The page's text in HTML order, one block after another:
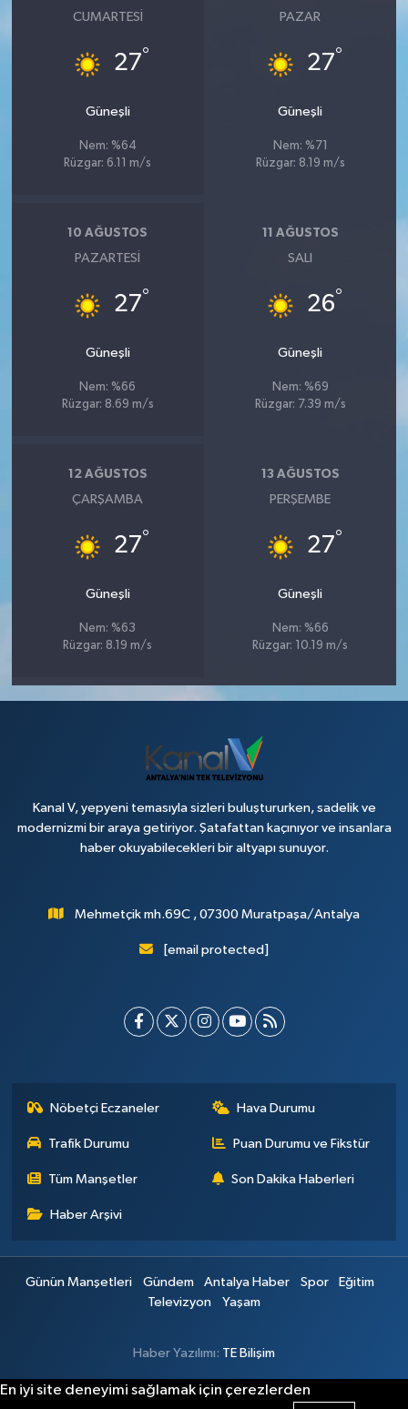
CUMARTESI
27°
Güneşli
Nem: %64
Rüzgar: 6.11 m/s
PAZAR
27°
Güneşli
Nem: %71
Rüzgar: 8.19 m/s
10 AĞUSTOS
PAZARTESI
27°
Güneşli
Nem: %66
Rüzgar: 8.69 m/s
11 AĞUSTOS
SALI
26°
Güneşli
Nem: %69
Rüzgar: 7.39 m/s
12 AĞUSTOS
ÇARŞAMBA
27°
Güneşli
Nem: %63
Rüzgar: 8.19 m/s
13 AĞUSTOS
PERŞEMBE
27°
Güneşli
Nem: %66
Rüzgar: 10.19 m/s
Kanal V, yepyeni temasıyla sizleri buluştururken, sadelik ve
modernizmi bir araya getiriyor. Şatafattan kaçınıyor ve insanlara
haber okuyabilecekleri bir altyapı sunuyor.
Mehmetçik mh.69C , 07300 Muratpaşa/Antalya
[email protected]
Nöbetçi Eczaneler Hava Durumu
Trafik Durumu Puan Durumu ve Fikstür
Tüm Manşetler Son Dakika Haberleri
Haber Arşivi
Günün Manşetleri Gündem Antalya Haber Spor
Eğitim
Televizyon
Yaşam
Haber Yazılımı: TE Bilişim
En iyi site deneyimi sağlamak için çerezlerden